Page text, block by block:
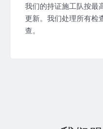
我们的持证施工队按最
更新。我们处理所有检
查。